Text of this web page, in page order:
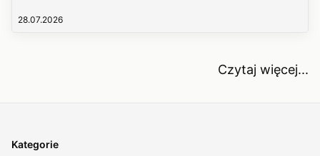
28.07.2026
Czytaj więcej...
Kategorie